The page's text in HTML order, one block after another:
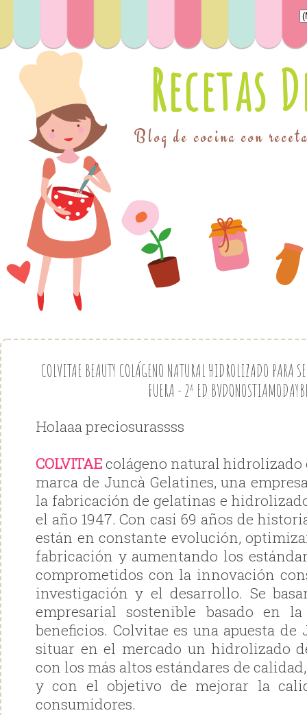
Recetas
Blog de cocina con
COLVITAE BEAUTY COLÁGENO NATURAL HIDROLIZADO PARA
FUERA - 2ª ED
Holaaa preciosurassss
COLVITAEcolágeno natural hidrolizado
marca de Juncà Gelatines, una
la fabricación de gelatinas e
el año 1947. Con casi 69 años de
están en constante evolución,
fabricación y aumentando los
comprometidos con la innovación
investigación y el desarrollo. Se
empresarial sostenible basado en
beneficios. Colvitae es una apuesta de
situar en el mercado un hidrolizado
con los más altos estándares de
y con el objetivo de mejorar la
consumidores.